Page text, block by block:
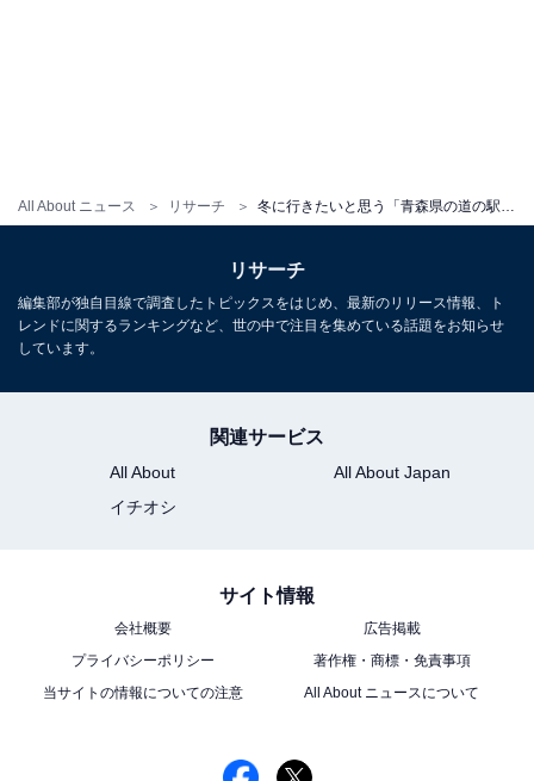
All About ニュース リサーチ
リサーチ
編集部が独自目線で調査したトピックスをはじめ、最新のリリース情報、ト
レンドに関するランキングなど、世の中で注目を集めている話題をお知らせ
しています。
関連サービス
All About
All About Japan
イチオシ
サイト情報
会社概要
広告掲載
プライバシーポリシー
著作権・商標・免責事項
当サイトの情報についての注意
All About ニュースについて